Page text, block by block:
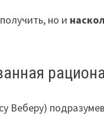
но и
Веберу)